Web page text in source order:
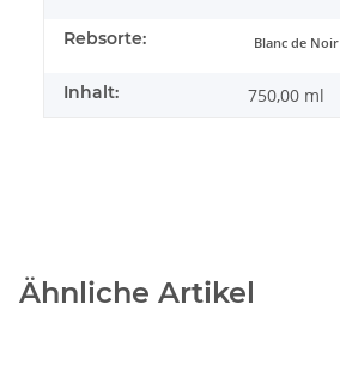
Rebsorte: Blanc de Noir
Inhalt: 750,00 ml
Ähnliche Artikel